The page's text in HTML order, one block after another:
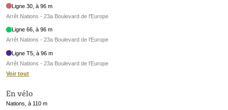
Ligne 30, à 96 m
Arrêt Nations - 23a Boulevard de l'Europe
Ligne 66, à 96 m
Arrêt Nations - 23a Boulevard de l'Europe
Ligne T5, à 96 m
Arrêt Nations - 23a Boulevard de l'Europe
Voir tout
En vélo
Nations, à 110 m